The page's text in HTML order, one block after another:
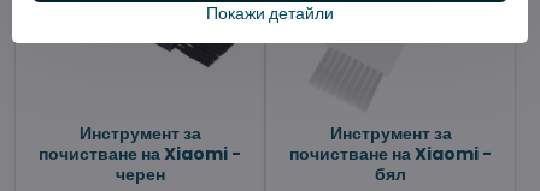
Инструмент за
почистване на Xiaomi -
черен
Инструмент за
почистване на Xiaomi -
бял
Покажи детайли